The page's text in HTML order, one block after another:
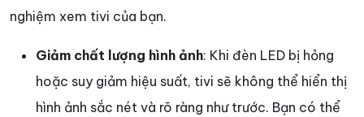
nghiệm xem tivi của bạn.
Giảm chất lượng hình ảnh: Khi đèn LED bị hỏng
hoặc suy giảm hiệu suất, tivi sẽ không thể hiển thị
hình ảnh sắc nét và rõ ràng như trước. Bạn có thể